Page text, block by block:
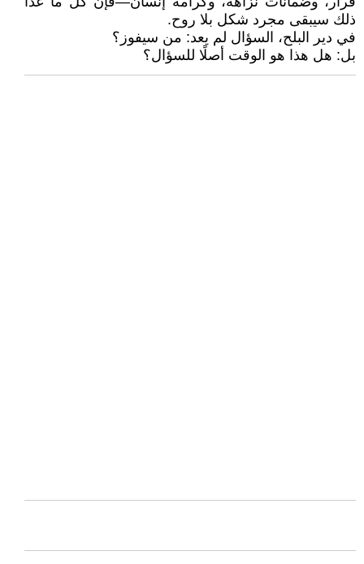
ذلك سيبقى مجرد شكل بلا روح.
في دير البلح، السؤال لم يعد: من سيفوز؟
بل: هل هذا هو الوقت أصلًا للسؤال؟